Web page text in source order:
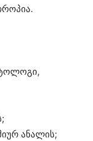
ანალის;